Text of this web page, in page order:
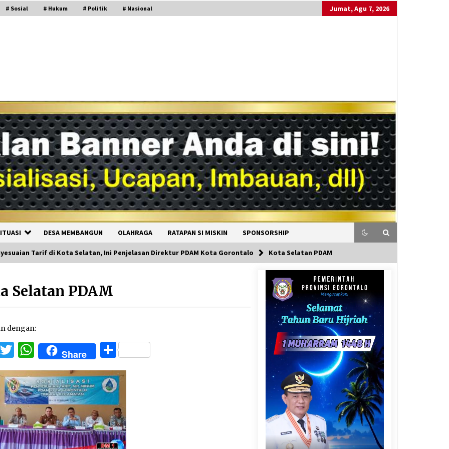
# Sosial # Hukum # Politik # Nasional Jumat, Agu 7, 2026
DESA MEMBANGUN OLAHRAGA RATAPAN SI MISKIN SPONSORSHIP
Tarif di Kota Selatan, Ini Penjelasan Direktur PDAM Kota Gorontalo Kota Selatan PDAM
Selatan PDAM
dengan:
Twitter
WhatsApp
Share Share